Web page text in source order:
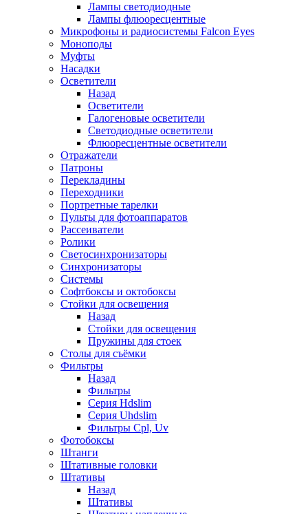
Лампы светодиодные
Лампы флюоресцентные
Микрофоны и радиосистемы Falcon Eyes
Моноподы
Муфты
Насадки
Осветители
Назад
Осветители
Галогеновые осветители
Светодиодные осветители
Флюоресцентные осветители
Отражатели
Патроны
Перекладины
Переходники
Портретные тарелки
Пульты для фотоаппаратов
Рассеиватели
Ролики
Светосинхронизаторы
Синхронизаторы
Системы
Софтбоксы и октобоксы
Стойки для освещения
Назад
Стойки для освещения
Пружины для стоек
Столы для съёмки
Фильтры
Назад
Фильтры
Серия Hdslim
Серия Uhdslim
Фильтры Cpl, Uv
Фотобоксы
Штанги
Штативные головки
Штативы
Назад
Штативы